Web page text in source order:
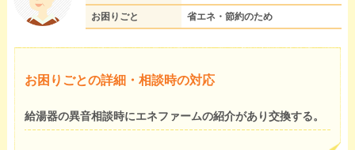
お困りごと 省エネ・節約のため
お困りごとの詳細・相談時の対応
給湯器の異音相談時にエネファームの紹介があり交換する。